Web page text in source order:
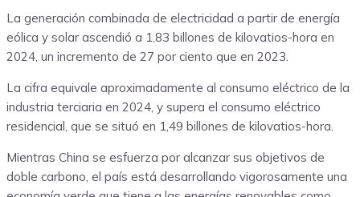
La generación combinada de electricidad a partir de energía
eólica y solar ascendió a 1,83 billones de kilovatios-hora en
2024, un incremento de 27 por ciento que en 2023.
La cifra equivale aproximadamente al consumo eléctrico de la
industria terciaria en 2024, y supera el consumo eléctrico
residencial, que se situó en 1,49 billones de kilovatios-hora.
Mientras China se esfuerza por alcanzar sus objetivos de
doble carbono, el país está desarrollando vigorosamente una